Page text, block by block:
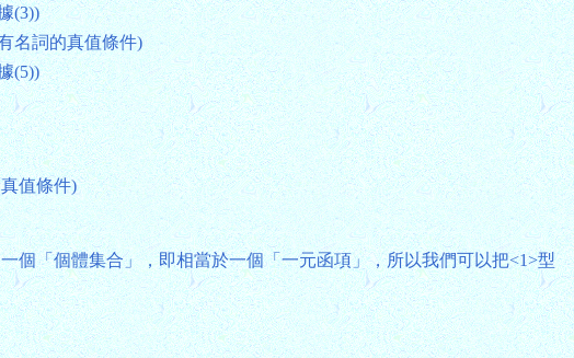
(3))
名詞的真值條件)
(5))
值條件)
個「個體集合」，即相當於一個「一元函項」，所以我們可以把<1>型